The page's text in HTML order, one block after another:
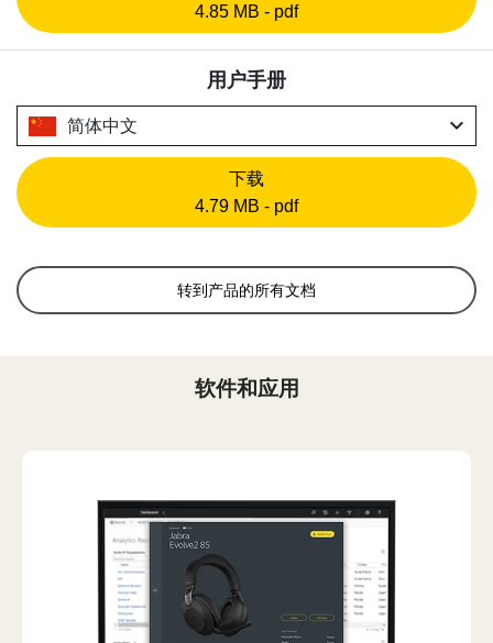
4.85 MB - pdf
用户手册
简体中文 expand_more
下载
4.79 MB - pdf
转到产品的所有文档
软件和应用